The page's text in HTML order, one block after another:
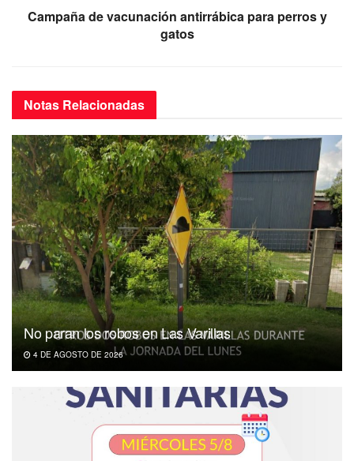
Campaña de vacunación antirrábica para perros y
gatos
Notas Relacionadas
No paran los robos en Las Varillas
4 DE AGOSTO DE 2026